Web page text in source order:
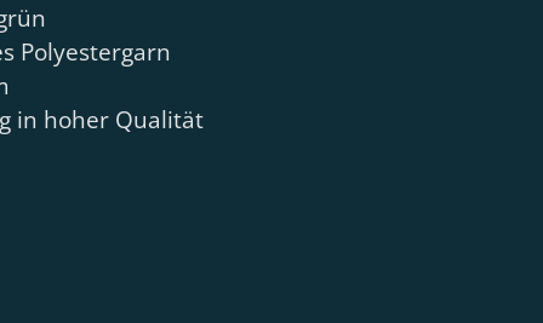
Polyestergarn
in hoher Qualität